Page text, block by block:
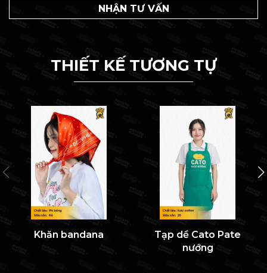
NHẬN TƯ VẤN
THIẾT KẾ TƯƠNG TỰ
Khăn bandana
Tạp dề Cato Pate
nướng